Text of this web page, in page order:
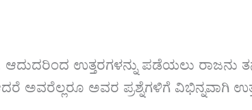
ಉತ್ತರಗಳನ್ನು ಪಡೆಯಲು ರಾಜನು
ಅವರೆಲ್ಲರೂ ಅವರ ಪ್ರಶ್ನೆಗಳಿಗೆ ವಿಭಿನ್ನವಾಗಿ